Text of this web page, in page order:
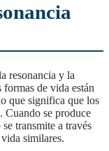
de vida están
que significa que los
Cuando se produce
transmite a través
similares.